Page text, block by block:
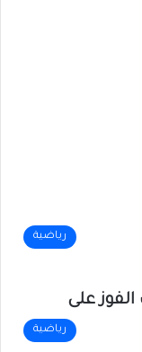
رياضية
على
رياضية